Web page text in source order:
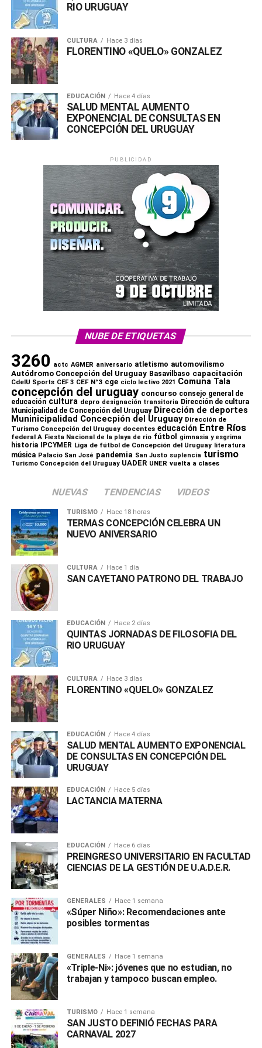
Comparte esto:
Facebook WhatsApp
Proteger y preservar este patrimonio natural invaluable
para el bienestar de todos es una tarea colectiva.
Comparte esto:
X Facebook WhatsApp Imprimir
RIO URUGUAY
CULTURA Hace 3 días
FLORENTINO «QUELO» GONZALEZ
EDUCACIÓN Hace 4 días
SALUD MENTAL AUMENTO
EXPONENCIAL DE CONSULTAS EN
CONCEPCIÓN DEL URUGUAY
PUBLICIDAD
NUBE DE ETIQUETAS
3260 actc AGMER aniversario atletismo automovilismo
Autódromo Concepción del Uruguay Basavilbaso capacitación
CdelU Sports CEF 3 CEF N°3 cge ciclo lectivo 2021 Comuna Tala
concepción del uruguay concurso consejo general de
educación cultura depro designación transitoria Dirección de cultura
Municipalidad de Concepción del Uruguay Dirección de deportes
Muninicipalidad Concecpión del Uruguay Dirección de
Turismo Concepción del Uruguay docentes educación Entre Ríos
federal A Fiesta Nacional de la playa de rio fútbol gimnasia y esgrima
historia IPCYMER Liga de fútbol de Concepción del Uruguay literatura
música Palacio San José pandemia San Justo suplencia turismo
Turismo Concepción del Uruguay UADER UNER vuelta a clases
NUEVAS TENDENCIAS VIDEOS
TURISMO Hace 18 horas
TERMAS CONCEPCIÓN CELEBRA UN
NUEVO ANIVERSARIO
CULTURA Hace 1 día
SAN CAYETANO PATRONO DEL TRABAJO
EDUCACIÓN Hace 2 días
QUINTAS JORNADAS DE FILOSOFIA DEL
RIO URUGUAY
CULTURA Hace 3 días
FLORENTINO «QUELO» GONZALEZ
EDUCACIÓN Hace 4 días
SALUD MENTAL AUMENTO EXPONENCIAL
DE CONSULTAS EN CONCEPCIÓN DEL
URUGUAY
EDUCACIÓN Hace 5 días
LACTANCIA MATERNA
EDUCACIÓN Hace 6 días
PREINGRESO UNIVERSITARIO EN FACULTAD
CIENCIAS DE LA GESTIÓN DE U.A.D.E.R.
GENERALES Hace 1 semana
«Súper Niño»: Recomendaciones ante
posibles tormentas
GENERALES Hace 1 semana
«Triple-Ni»: jóvenes que no estudian, no
trabajan y tampoco buscan empleo.
TURISMO Hace 1 semana
SAN JUSTO DEFINIÓ FECHAS PARA
CARNAVAL 2027